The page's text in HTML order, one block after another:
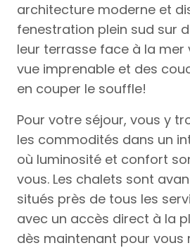
architecture moderne et
fenestration plein sud sur
leur terrasse face à la
vue imprenable et des
en couper le souffle!
Pour votre séjour, vous y
les commodités dans un
où luminosité et confort
vous. Les chalets sont
situés près de tous les
avec un accès direct à la
dès maintenant pour vous